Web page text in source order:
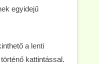
egyidejű
a lenti
kattintással.